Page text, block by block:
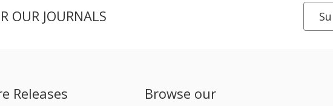
OUR JOURNALS
Releases Browse our